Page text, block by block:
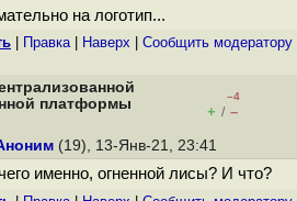
на логотип...
Правка| Наверх Cообщить модератору
платформы
–4
+ / –
(19), 13-Янв-21, 23:41
именно, огненной лисы? И что?